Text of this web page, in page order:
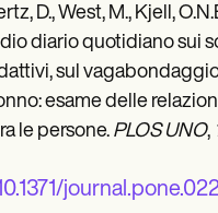
D., West, M., Kjell,
diario quotidiano sui
sul
esame delle
le persone. PLOS UNO,